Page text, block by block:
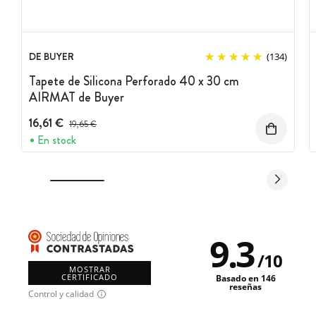
DE BUYER (134)
Tapete de Silicona Perforado 40 x 30 cm
AIRMAT de Buyer
16,61 € Precio antes del descuento
19,65 €
En stock
MOSTRAR
CERTIFICADO
Control y calidad
9.3/10
Basado en 146
reseñas